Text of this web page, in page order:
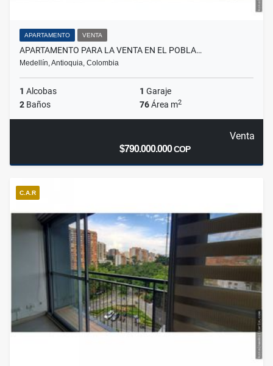
APARTAMENTO VENTA
APARTAMENTO PARA LA VENTA EN EL POBLA…
Medellín, Antioquia, Colombia
1 Alcobas 1 Garaje
2 Baños 76Área m2
Venta
$790.000.000COP
C.A.R